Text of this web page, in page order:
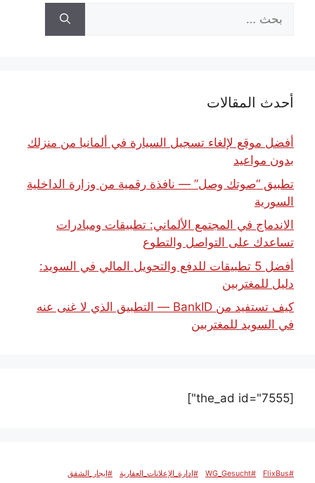
عن:
أحدث المقالات
أفضل موقع لإلغاء تسجيل السيارة في ألمانيا من منزلك
بدون مواعيد
تطبيق “صوتك وصل” — نافذة رقمية من وزارة الداخلية
السورية
الاندماج في المجتمع الألماني: تطبيقات ومبادرات
تساعدك على التواصل والتطوع
أفضل 5 تطبيقات للدفع والتحويل المالي في السويد:
دليل للمغتربين
كيف تستفيد من BankID — التطبيق الذي لا غنى عنه
في السويد للمغتربين
[the_ad id="7555"]
#FlixBus
#WG_Gesucht #إدارة_الإعلانات_العقارية #إيجار_الشقق